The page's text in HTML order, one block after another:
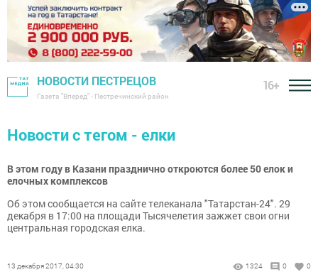
НОВОСТИ ПЕСТРЕЦОВ
Газета "Вперед" - Пестречинский район
16+
Новости с тегом - елки
В этом году в Казани празднично откроются более 50 елок и
елочных комплексов
Об этом сообщается на сайте телеканала "Татарстан-24". 29
декабря в 17:00 на площади Тысячелетия зажжет свои огни
центральная городская елка.
13 декабря 2017, 04:30 1324 0 0